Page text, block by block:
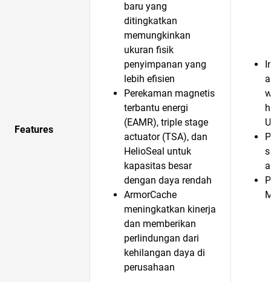
Features
baru yang
ditingkatkan
memungkinkan
ukuran fisik
penyimpanan yang
lebih efisien
Perekaman magnetis
terbantu energi
(EAMR), triple stage
actuator (TSA), dan
HelioSeal untuk
kapasitas besar
dengan daya rendah
ArmorCache
meningkatkan kinerja
dan memberikan
perlindungan dari
kehilangan daya di
perusahaan